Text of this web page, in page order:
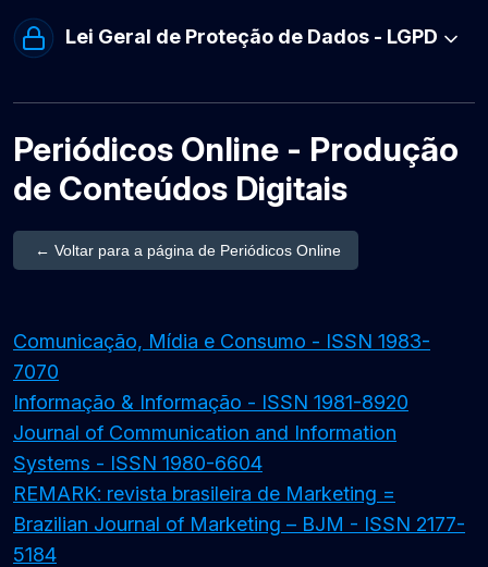
Lei Geral de Proteção de Dados - LGPD
Periódicos Online - Produção
de Conteúdos Digitais
← Voltar para a página de Periódicos Online
Comunicação, Mídia e Consumo - ISSN 1983-
7070
Informação & Informação - ISSN 1981-8920
Journal of Communication and Information
Systems - ISSN 1980-6604
REMARK: revista brasileira de Marketing =
Brazilian Journal of Marketing – BJM - ISSN 2177-
5184